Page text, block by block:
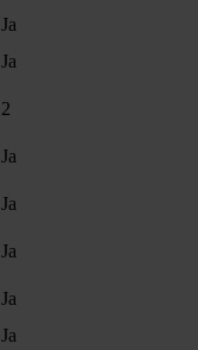
Ja
Ja
2
Ja
Ja
Ja
Ja
Ja